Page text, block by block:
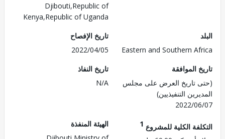
Djibouti,Republic of
Kenya,Republic of Uganda
Eastern and Southern
تاريخ الإفصاح
2022/04/05
الموافقة
تاريخ العرض على مجلس
التنفيذيين)
2022/
تاريخ النفاذ
N/A
الكلية للمشروع1
الهيئة المنفذة